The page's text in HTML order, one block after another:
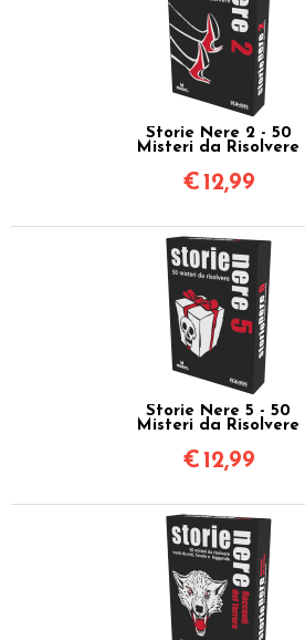
Storie Nere 2 - 50
Misteri da Risolvere
€ 12,99
Storie Nere 5 - 50
Misteri da Risolvere
€ 12,99